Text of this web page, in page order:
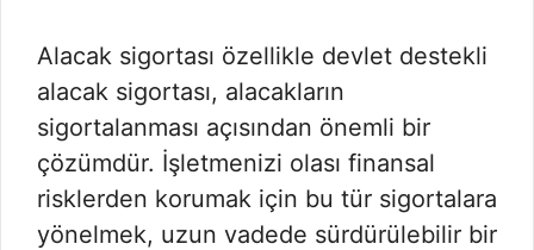
Alacak sigortası özellikle devlet destekli
alacak sigortası, alacakların
sigortalanması açısından önemli bir
çözümdür. İşletmenizi olası finansal
risklerden korumak için bu tür sigortalara
yönelmek, uzun vadede sürdürülebilir bir